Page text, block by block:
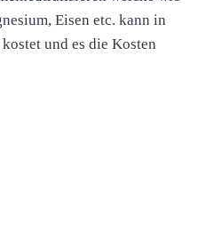
Eisen etc. kann in
und es die Kosten